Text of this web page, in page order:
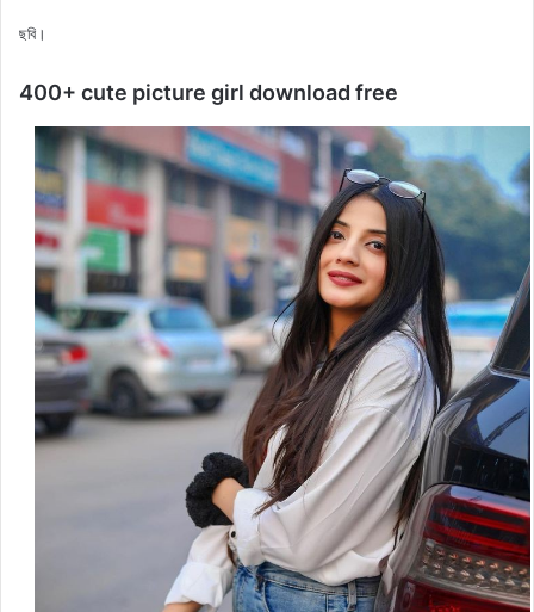
ছবি।
400+ cute picture girl download free